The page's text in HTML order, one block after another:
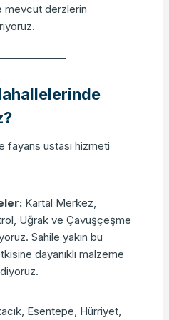
mevcut derzlerin
fayans ustası hizmeti
Kartal Merkez,
Uğrak ve Çavuşçeşme
Sahile yakın bu
dayanıklı malzeme
Esentepe, Hürriyet,